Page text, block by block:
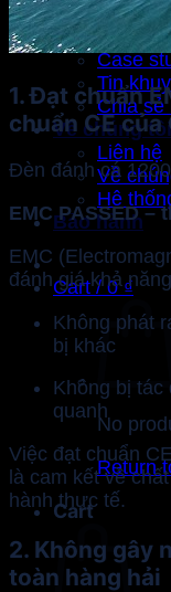
Thông tin
Tin
Case
Tin
Chia sẻ
Về chúng tôi
Liên hệ
Về
Hệ
Bảo hành
Cart /0₫
No
Return
Cart
1. Đạt chuẩn
chuẩn CE của
Đèn đánh cá
EMC PASSED –
EMC
đánh giá khả
Không phát
bị khác
Không bị
quanh
Việc đạt chuẩn
là cam kết về
hành thực tế.
2. Không gây
toàn hàng hải